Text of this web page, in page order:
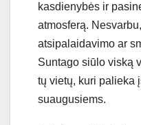
kasdienybės ir
atmosferą.
atsipalaidavimo ar
Suntago siūlo viską
tų vietų, kuri palieka
suaugusiems.